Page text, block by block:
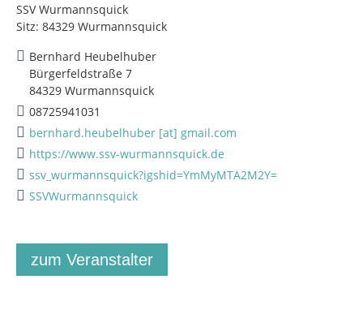
SSV Wurmannsquick
Sitz: 84329 Wurmannsquick
Bernhard Heubelhuber
Bürgerfeldstraße 7
84329 Wurmannsquick
08725941031
bernhard.heubelhuber [at] gmail.com
https://www.ssv-wurmannsquick.de
ssv_wurmannsquick?igshid=YmMyMTA2M2Y=
SSVWurmannsquick
zum Veranstalter